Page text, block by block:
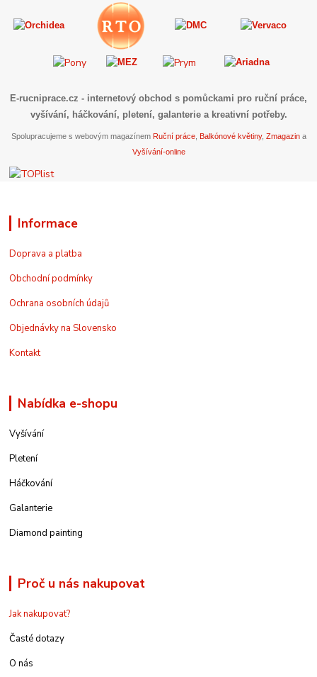
E-rucniprace.cz - internetový obchod s pomůckami pro ruční práce,
vyšívání, háčkování, pletení, galanterie a kreativní potřeby.
Spolupracujeme s webovým magazínem Ruční práce, Balkónové květiny, Zmagazina
Vyšívání-online
Informace
Doprava a platba
Obchodní podmínky
Ochrana osobních údajů
Objednávky na Slovensko
Kontakt
Nabídka e-shopu
Vyšívání
Pletení
Háčkování
Galanterie
Diamond painting
Proč u nás nakupovat
Jak nakupovat?
Časté dotazy
O nás